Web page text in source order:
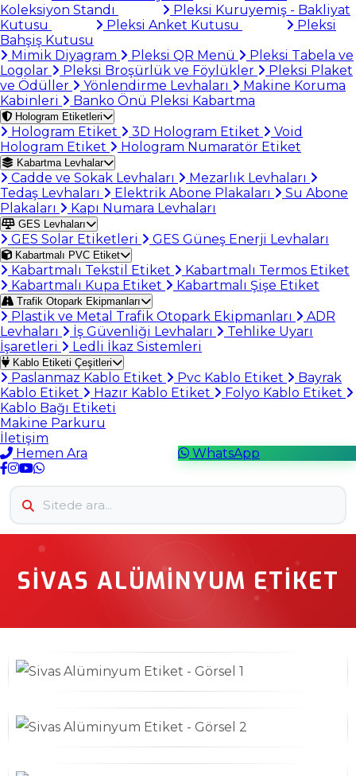
Koleksiyon Standı
Pleksi Kuruyemiş - Bakliyat
Kutusu
Pleksi Anket Kutusu
Pleksi
Bahşiş Kutusu
Mimik Diyagram
Pleksi QR Menü
Pleksi Tabela ve
Logolar
Pleksi Broşürlük ve Föylükler
Pleksi Plaket
ve Ödüller
Yönlendirme Levhaları
Makine Koruma
Kabinleri
Banko Önü Pleksi Kabartma
Hologram Etiketleri
Hologram Etiket 3D Hologram Etiket
Void
Hologram Etiket
Hologram Numaratör Etiket
Kabartma Levhalar
Cadde ve Sokak Levhaları
Mezarlık Levhaları
Tedaş Levhaları
Elektrik Abone Plakaları
Su Abone
Plakaları
Kapı Numara Levhaları
GES Levhaları
GES Solar Etiketleri GES Güneş Enerji Levhaları
Kabartmalı PVC Etiket
Kabartmalı Tekstil Etiket
Kabartmalı Termos Etiket
Kabartmalı Kupa Etiket
Kabartmalı Şişe Etiket
Trafik Otopark Ekipmanları
Plastik ve Metal Trafik Otopark Ekipmanları
ADR
Levhaları
İş Güvenliği Levhaları
Tehlike Uyarı
İşaretleri
Ledli İkaz Sistemleri
Kablo Etiketi Çeşitleri
Paslanmaz Kablo Etiket Pvc Kablo Etiket
Bayrak
Kablo Etiket
Hazır Kablo Etiket
Folyo Kablo Etiket
Kablo Bağı Etiketi
Makine Parkuru
İletişim
Hemen Ara
WhatsApp
SIVAS ALÜMINYUM ETIKET